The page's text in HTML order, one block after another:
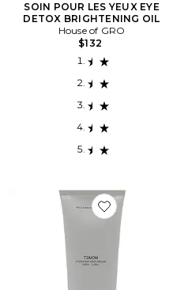
SOIN POUR LES YEUX EYE
DETOX BRIGHTENING OIL
House of GRO
$132
Favorite